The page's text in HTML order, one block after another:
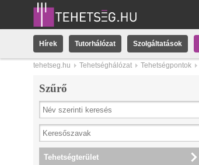
Hírek Tutorhálózat Szolgáltatások
tehetseg.hu Tehetséghálózat Tehetségpontok
Szűrő
Tehetségterület